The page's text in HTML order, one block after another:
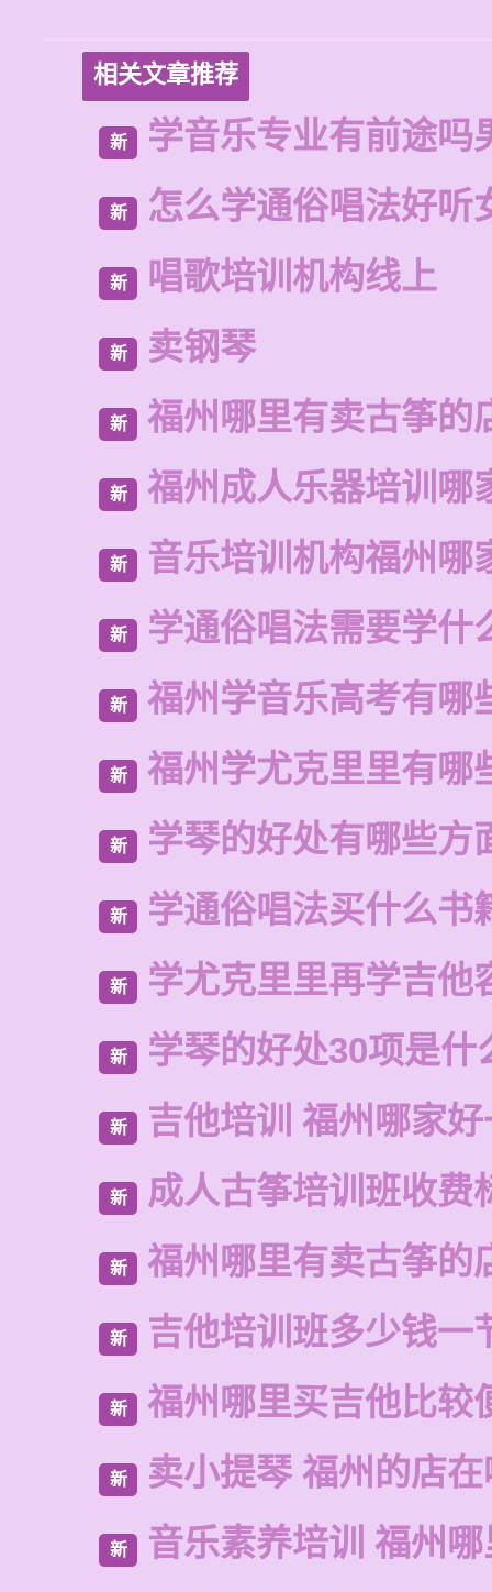
相关文章推荐
新 学音乐专业有前途吗
新 怎么学通俗唱法好听
新 唱歌培训机构线上
新 卖钢琴
新 福州哪里有卖古筝的
新 福州成人乐器培训哪
新 音乐培训机构福州哪
新 学通俗唱法需要学什
新 福州学音乐高考有哪
新 福州学尤克里里有哪
新 学琴的好处有哪些方
新 学通俗唱法买什么书
新 学尤克里里再学吉他
新 学琴的好处30项是什
新 吉他培训 福州哪家
新 成人古筝培训班收费
新 福州哪里有卖古筝的
新 吉他培训班多少钱一
新 福州哪里买吉他比较
新 卖小提琴 福州的店
新 音乐素养培训 福州